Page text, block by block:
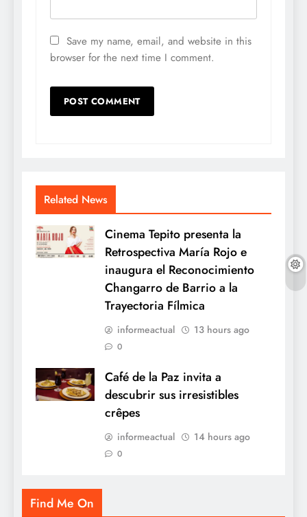
Save my name, email, and website in this
browser for the next time I comment.
Related News
Cinema Tepito presenta la
Retrospectiva María Rojo e
inaugura el Reconocimiento
Changarro de Barrio a la
Trayectoria Fílmica
informeactual 13 hours ago
0
Café de la Paz invita a
descubrir sus irresistibles
crêpes
informeactual 14 hours ago
0
Find Me On